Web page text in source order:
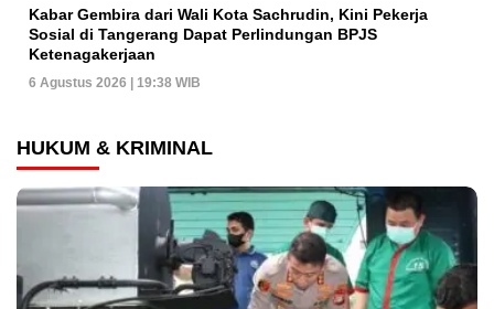
Kabar Gembira dari Wali Kota Sachrudin, Kini Pekerja
Sosial di Tangerang Dapat Perlindungan BPJS
Ketenagakerjaan
6 Agustus 2026 | 19:38 WIB
HUKUM & KRIMINAL